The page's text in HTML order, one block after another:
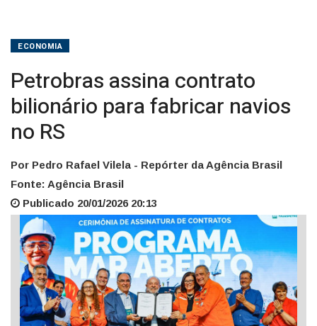
ECONOMIA
Petrobras assina contrato
bilionário para fabricar navios
no RS
Por Pedro Rafael Vilela - Repórter da Agência Brasil
Fonte: Agência Brasil
Publicado 20/01/2026 20:13